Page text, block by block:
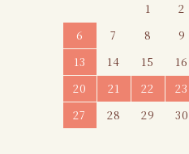
1 2
6
7 8 9
13
14 15 16
20
21 22 23
27
28 29 30